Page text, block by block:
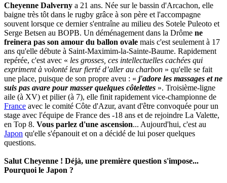
Cheyenne Dalverny a 21 ans. Née sur le bassin d'Arcachon, elle
baigne très tôt dans le rugby grâce à son père et l'accompagne
souvent lorsque ce dernier s'entraîne au milieu des Sotele Puleoto et
Serge Betsen au BOPB. Un déménagement dans la Drôme ne
freinera pas son amour du ballon ovale mais c'est seulement à 17
ans qu'elle débute à Saint-Maximim-la-Sainte-Baume. Rapidement
repérée, c'est avec « les grosses, ces intellectuelles cachées qui
expriment à volonté leur fierté d’aller au charbon » qu'elle se fait
une place, puisque de son propre aveu : « j'adore les massages et ne
suis pas avare pour masser quelques côtelettes ». Troisième-ligne
aile (à XV) et pilier (à 7), elle finit rapidement vice-championne de
France avec le comité Côte d'Azur, avant d'être convoquée pour un
stage avec l'équipe de France des -18 ans et de rejoindre La Valette,
en Top 8. Vous parlez d'une ascension... Aujourd'hui, c'est au
Japon qu'elle s'épanouit et on a décidé de lui poser quelques
questions.
Salut Cheyenne ! Déjà, une première question s'impose...
Pourquoi le Japon ?